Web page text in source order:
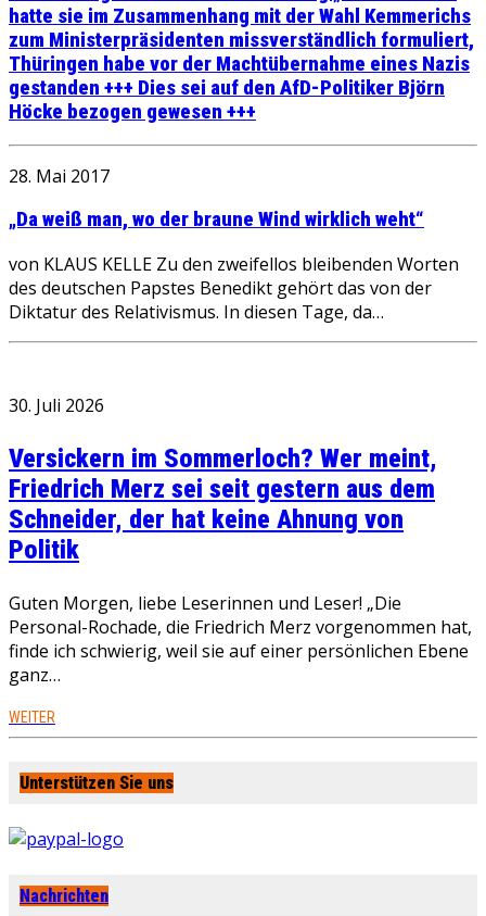
hatte sie im Zusammenhang mit der Wahl Kemmerichs
zum Ministerpräsidenten missverständlich formuliert,
Thüringen habe vor der Machtübernahme eines Nazis
gestanden +++ Dies sei auf den AfD-Politiker Björn
Höcke bezogen gewesen +++
28. Mai 2017
„Da weiß man, wo der braune Wind wirklich weht“
von KLAUS KELLE Zu den zweifellos bleibenden Worten
des deutschen Papstes Benedikt gehört das von der
Diktatur des Relativismus. In diesen Tage, da…
30. Juli 2026
Versickern im Sommerloch? Wer meint,
Friedrich Merz sei seit gestern aus dem
Schneider, der hat keine Ahnung von
Politik
Guten Morgen, liebe Leserinnen und Leser! „Die
Personal-Rochade, die Friedrich Merz vorgenommen hat,
finde ich schwierig, weil sie auf einer persönlichen Ebene
ganz…
WEITER
Unterstützen Sie uns
Nachrichten